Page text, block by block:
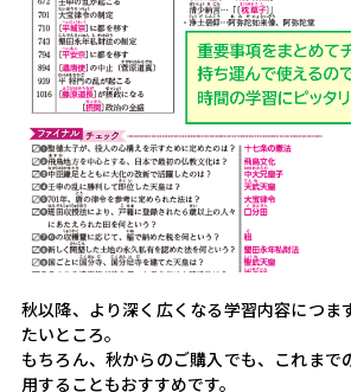
秋以降、より深く広くなる学習内容につま
たいところ。
もちろん、秋からのご購入でも、これまで
用することもおすすめです。